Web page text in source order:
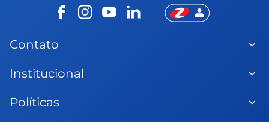
Contato
SAC: 0800 275 5700
Fale pelo WhatsApp: (88)
Institucional
Quem somos
Nossas Lojas
Políticas